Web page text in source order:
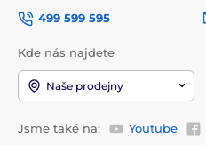
499 599 595
Kde nás najdete
Naše prodejny
Jsme také na: Youtube